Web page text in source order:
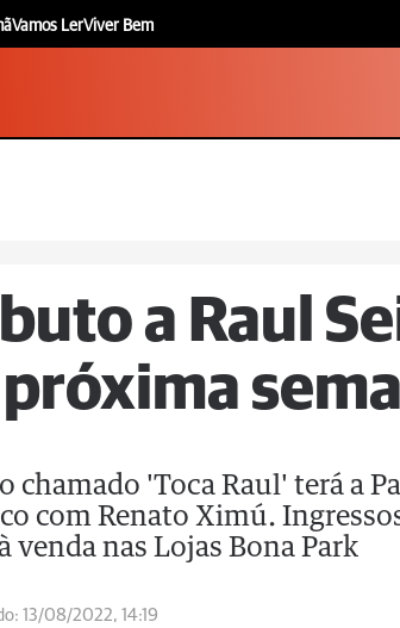
Vamos LerViver Bem
a Raul
chamado 'Toca Raul' terá a
com Renato Ximú.
venda nas Lojas Bona Park
13/08/2022, 14:19